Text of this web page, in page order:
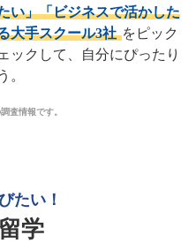
い」「ビジネスで活かした
大手スクール3社 をピック
ックして、自分にぴったり
。
査情報です。
たい！
学